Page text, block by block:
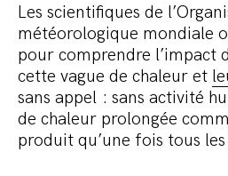
Les scientifiques de
météorologique mondiale
pour comprendre l’impact
cette vague de chaleur et
sans appel : sans activité
de chaleur prolongée
produit qu’une fois tous